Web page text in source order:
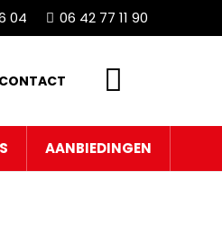
04 06 42 77 11 90
CONTACT
AANBIEDINGEN